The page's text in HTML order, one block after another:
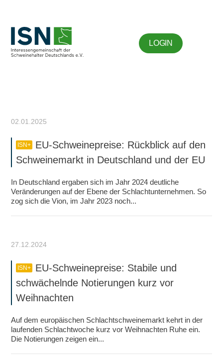
LOGIN
02.01.2025
ISN+
EU-Schweinepreise: Rückblick auf den
Schweinemarkt in Deutschland und der EU
In Deutschland ergaben sich im Jahr 2024 deutliche
Veränderungen auf der Ebene der Schlachtunternehmen. So
zog sich die Vion, im Jahr 2023 noch...
27.12.2024
ISN+
EU-Schweinepreise: Stabile und
schwächelnde Notierungen kurz vor
Weihnachten
Auf dem europäischen Schlachtschweinemarkt kehrt in der
laufenden Schlachtwoche kurz vor Weihnachten Ruhe ein.
Die Notierungen zeigen ein...